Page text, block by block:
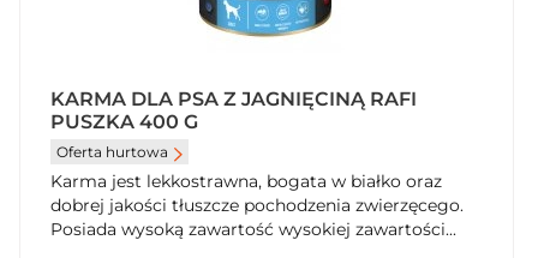
KARMA DLA PSA Z JAGNIĘCINĄ RAFI
PUSZKA 400 G
Oferta hurtowa
Karma jest lekkostrawna, bogata w białko oraz
dobrej jakości tłuszcze pochodzenia zwierzęcego.
Posiada wysoką zawartość wysokiej zawartości...